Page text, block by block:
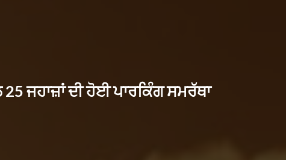
ਜਹਾਜ਼ਾਂ ਦੀ ਹੋਈ ਪਾਰਕਿੰਗ ਸਮਰੱਥਾ